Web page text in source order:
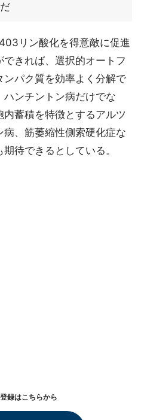
リン酸化を得意敵に促進
きれば、選択的オートフ
ンパク質を効率よく分解で
ンチントン病だけでな
蓄積を特徴とするアルツ
、筋萎縮性側索硬化症な
待できるとしている。
録はこちらから